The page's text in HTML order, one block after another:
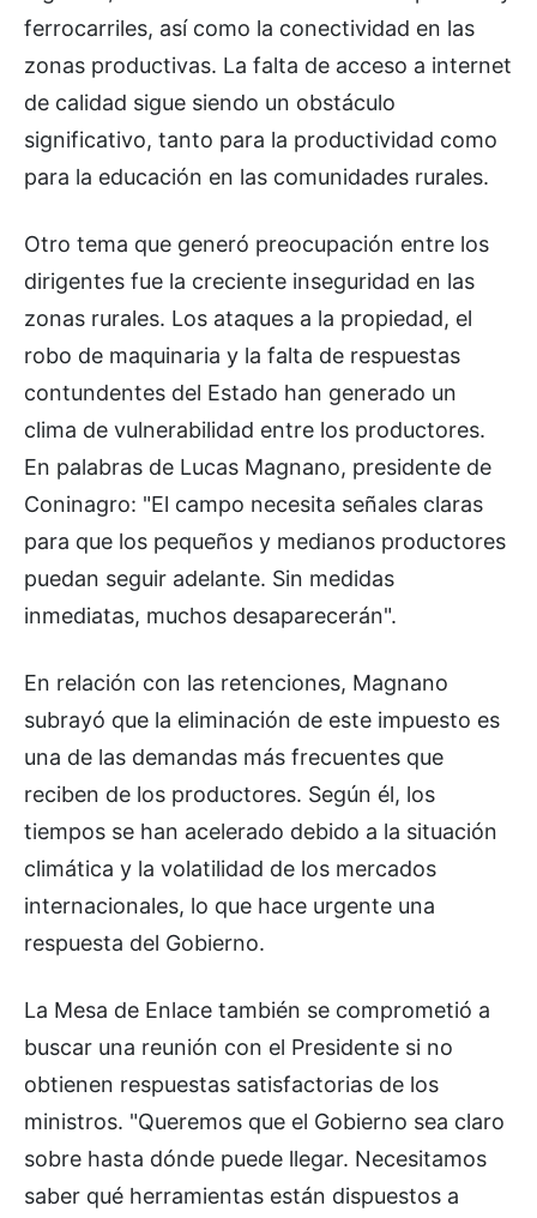
ferrocarriles, así como la conectividad en las
zonas productivas. La falta de acceso a internet
de calidad sigue siendo un obstáculo
significativo, tanto para la productividad como
para la educación en las comunidades rurales.
Otro tema que generó preocupación entre los
dirigentes fue la creciente inseguridad en las
zonas rurales. Los ataques a la propiedad, el
robo de maquinaria y la falta de respuestas
contundentes del Estado han generado un
clima de vulnerabilidad entre los productores.
En palabras de Lucas Magnano, presidente de
Coninagro: "El campo necesita señales claras
para que los pequeños y medianos productores
puedan seguir adelante. Sin medidas
inmediatas, muchos desaparecerán".
En relación con las retenciones, Magnano
subrayó que la eliminación de este impuesto es
una de las demandas más frecuentes que
reciben de los productores. Según él, los
tiempos se han acelerado debido a la situación
climática y la volatilidad de los mercados
internacionales, lo que hace urgente una
respuesta del Gobierno.
La Mesa de Enlace también se comprometió a
buscar una reunión con el Presidente si no
obtienen respuestas satisfactorias de los
ministros. "Queremos que el Gobierno sea claro
sobre hasta dónde puede llegar. Necesitamos
saber qué herramientas están dispuestos a